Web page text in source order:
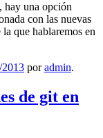
hay una opción
con las nuevas
que hablaremos en
poradmin.
de git en